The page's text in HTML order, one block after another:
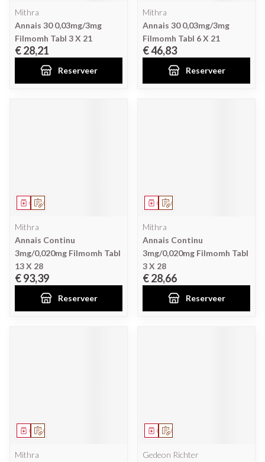
Mithra
Annais 30 0,03mg/3mg
Filmomh Tabl 3 X 21
€ 28,21
Reserveer
Mithra
Annais 30 0,03mg/3mg
Filmomh Tabl 6 X 21
€ 46,83
Reserveer
Op voorschrift
Geneesmiddel
Mithra
Annais Continu
3mg/0,020mg Filmomh Tabl
13 X 28
€ 93,39
Reserveer
Op voorschrift
Geneesmiddel
Mithra
Annais Continu
3mg/0,020mg Filmomh Tabl
3 X 28
€ 28,66
Reserveer
Op voorschrift
Geneesmiddel
Mithra
Op voorschrift
Geneesmiddel
Gedeon Richter